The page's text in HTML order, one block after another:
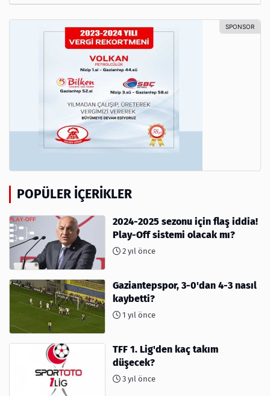
POPÜLER İÇERIKLER
2024-2025 sezonu için flaş iddia!
Play-Off sistemi olacak mı?
2 yıl önce
Gaziantepspor, 3-0'dan 4-3 nasıl
kaybetti?
1 yıl önce
TFF 1. Lig'den kaç takım
düşecek?
3 yıl önce